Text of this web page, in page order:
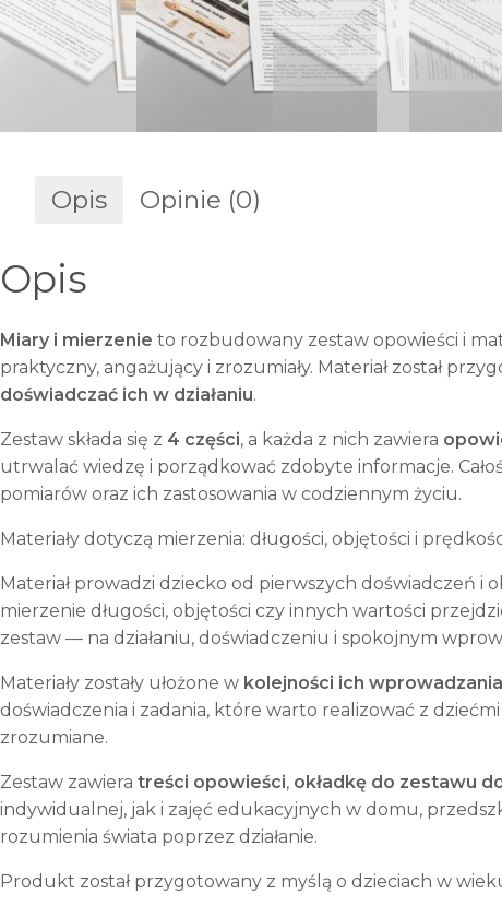
Opis Opinie (0)
Opis
Miary i mierzenie to rozbudowany zestaw opowieści i
praktyczny, angażujący i zrozumiały. Materiał został
doświadczać ich w działaniu.
Zestaw składa się z 4 części, a każda z nich zawiera
utrwalać wiedzę i porządkować zdobyte informacje.
pomiarów oraz ich zastosowania w codziennym życiu.
Materiały dotyczą mierzenia: długości, objętości i
Materiał prowadzi dziecko od pierwszych doświadczeń i
mierzenie długości, objętości czy innych wartości
zestaw — na działaniu, doświadczeniu i spokojnym
Materiały zostały ułożone w kolejności ich wprowadzania
doświadczenia i zadania, które warto realizować z
zrozumiane.
Zestaw zawiera treści opowieści, okładkę do zestawu
indywidualnej, jak i zajęć edukacyjnych w domu,
rozumienia świata poprzez działanie.
Produkt został przygotowany z myślą o dzieciach w